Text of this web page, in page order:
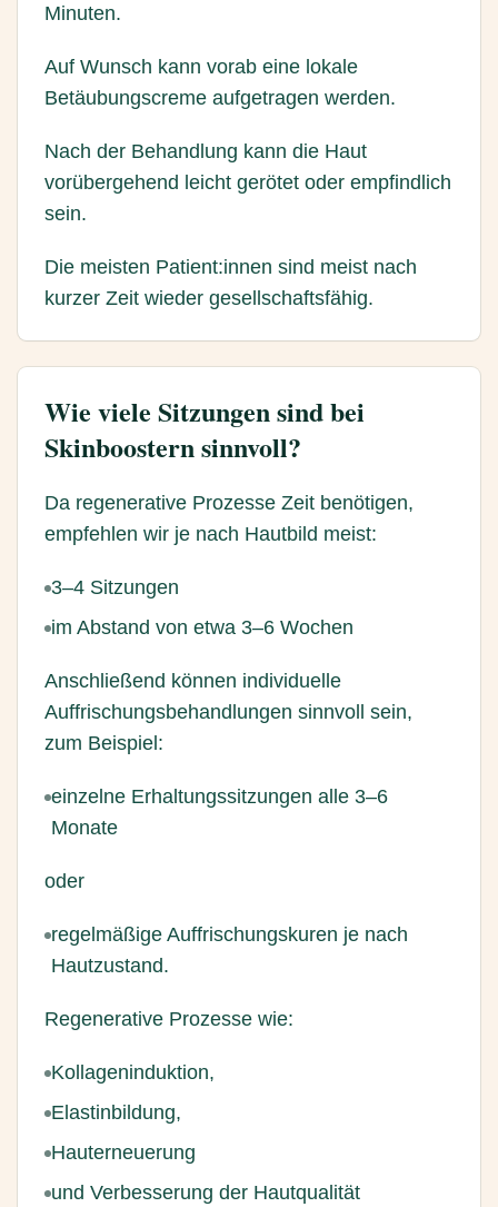
Minuten.
Auf Wunsch kann vorab eine lokale
Betäubungscreme aufgetragen werden.
Nach der Behandlung kann die Haut
vorübergehend leicht gerötet oder empfindlich
sein.
Die meisten Patient:innen sind meist nach
kurzer Zeit wieder gesellschaftsfähig.
Wie viele Sitzungen sind bei
Skinboostern sinnvoll?
Da regenerative Prozesse Zeit benötigen,
empfehlen wir je nach Hautbild meist:
3–4 Sitzungen
im Abstand von etwa 3–6 Wochen
Anschließend können individuelle
Auffrischungsbehandlungen sinnvoll sein,
zum Beispiel:
einzelne Erhaltungssitzungen alle 3–6
Monate
oder
regelmäßige Auffrischungskuren je nach
Hautzustand.
Regenerative Prozesse wie:
Kollageninduktion,
Elastinbildung,
Hauterneuerung
und Verbesserung der Hautqualität